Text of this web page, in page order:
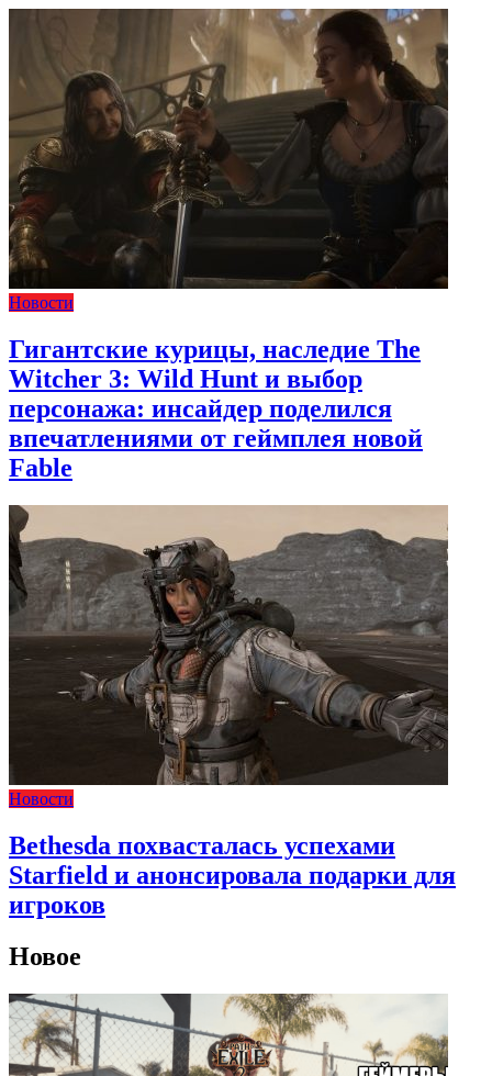
Новости
Гигантские курицы, наследие The
Witcher 3: Wild Hunt и выбор
персонажа: инсайдер поделился
впечатлениями от геймплея новой
Fable
Новости
Bethesda похвасталась успехами
Starfield и анонсировала подарки для
игроков
Новое